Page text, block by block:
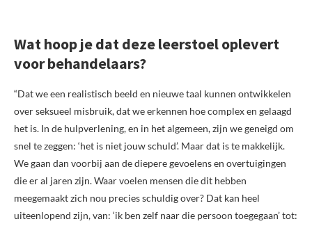
Wat hoop je dat deze leerstoel oplevert
voor behandelaars?
“Dat we een realistisch beeld en nieuwe taal kunnen ontwikkelen
over seksueel misbruik, dat we erkennen hoe complex en gelaagd
het is. In de hulpverlening, en in het algemeen, zijn we geneigd om
snel te zeggen: ‘het is niet jouw schuld’. Maar dat is te makkelijk.
We gaan dan voorbij aan de diepere gevoelens en overtuigingen
die er al jaren zijn. Waar voelen mensen die dit hebben
meegemaakt zich nou precies schuldig over? Dat kan heel
uiteenlopend zijn, van: ‘ik ben zelf naar die persoon toegegaan’ tot: